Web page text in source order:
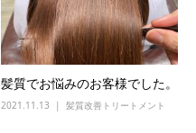
髪質でお悩みのお客様でした。
2021.11.13 髪質改善トリートメント